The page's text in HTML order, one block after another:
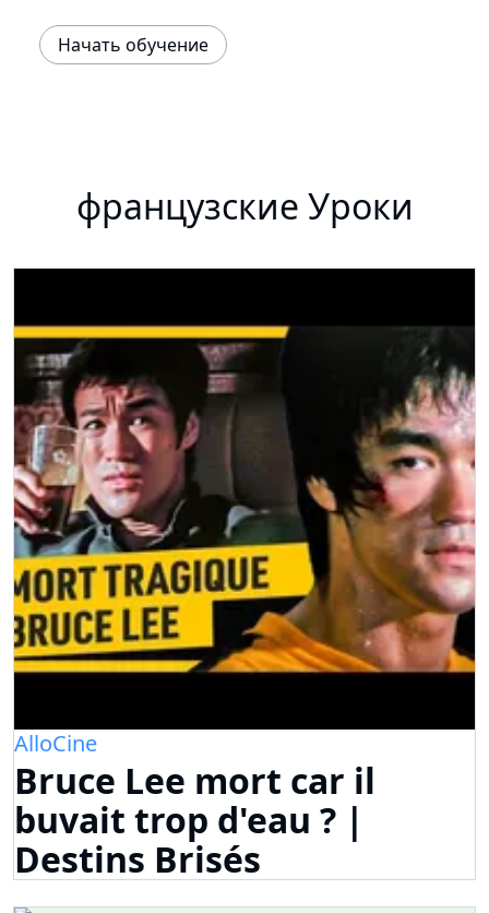
Начать обучение
французские Уроки
AlloCine
Bruce Lee mort car il
buvait trop d'eau ? |
Destins Brisés